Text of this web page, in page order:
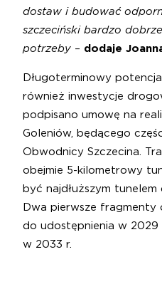
dostaw i budować
szczeciński bardzo
potrzeby – dodaje
Długoterminowy
również inwestycje
podpisano umowę na
Goleniów, będącego
Obwodnicy Szczecina.
obejmie 5-kilometrowy
być najdłuższym
Dwa pierwsze fragmenty
do udostępnienia w 2029
w 2033 r.